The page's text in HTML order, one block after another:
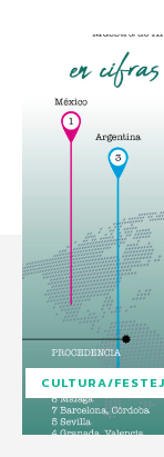
CULTURA/